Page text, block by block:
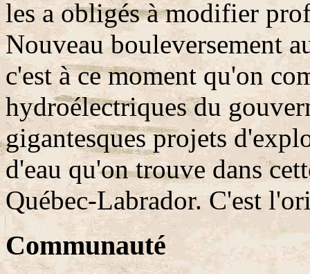
les a obligés à modifier
Nouveau bouleversement
c'est à ce moment qu'on
hydroélectriques du
gigantesques projets
d'eau qu'on trouve dans
Québec-Labrador. C'est
Communauté